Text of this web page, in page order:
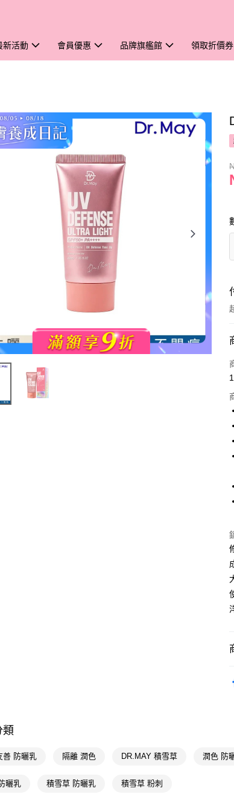
新活動 會員優惠 品牌旗艦館 領取折價券
類
善 防曬乳 隔離 潤色 DR.MAY 積雪草 潤色 防
曬乳 積雪草 防曬乳 積雪草 粉刺